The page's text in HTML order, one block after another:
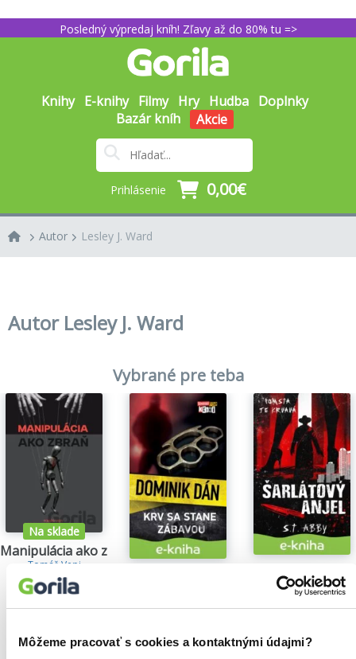
Môžeme pracovať s cookies a kontaktnými údajmi?
Posledný výpredaj kníh! Zľavy až do 80% tu =>
Knihy E-knihy Filmy Hry Hudba Doplnky
Bazár kníh
Akcie
Prihlásenie 0,00€
Autor Lesley J. Ward
Autor Lesley J. Ward
Vybrané pre teba
Na sklade
Manipulácia ako zbraň
Tomáš Vepi
15,79€
14,35€
Šarlátový anjel
S.T. Abby
5,84€